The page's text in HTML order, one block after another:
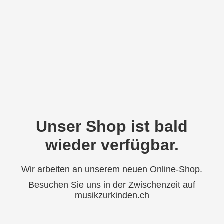
Unser Shop ist bald
wieder verfügbar.
Wir arbeiten an unserem neuen Online-Shop.
Besuchen Sie uns in der Zwischenzeit auf
musikzurkinden.ch